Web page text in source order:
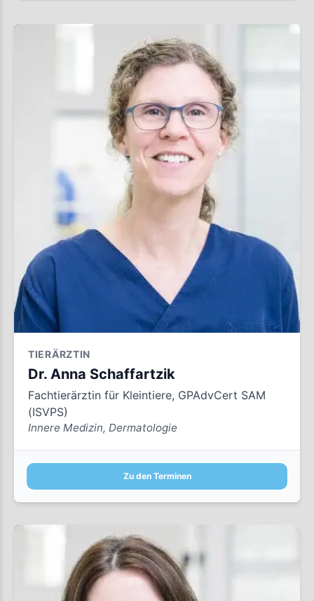
TIERÄRZTIN
Dr. Anna Schaffartzik
Fachtierärztin für Kleintiere, GPAdvCert SAM
(ISVPS)
Innere Medizin, Dermatologie
Zu den Terminen